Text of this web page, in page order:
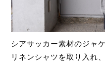
シアサッカー素材のジャ
リネンシャツを取り入れ